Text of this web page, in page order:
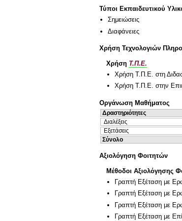
Τύποι Εκπαιδευτικού
Σημειώσεις
Διαφάνειες
Χρήση Τεχνολογιών
Χρήση Τ.Π.Ε.
Χρήση Τ.Π.Ε. στη
Χρήση Τ.Π.Ε. στην
Οργάνωση Μαθήματος
Δραστηριότητες
Διαλέξεις
Εξετάσεις
Σύνολο
Αξιολόγηση Φοιτητών
Μέθοδοι Αξιολόγησης
Γραπτή Εξέταση με
Γραπτή Εξέταση με
Γραπτή Εξέταση με
Γραπτή Εξέταση με